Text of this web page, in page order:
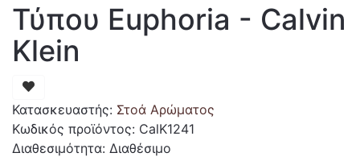
Τύπου Euphoria - Calvin
Klein
Κατασκευαστής: Στοά Αρώματος
Κωδικός προϊόντος: CalK1241
Διαθεσιμότητα: Διαθέσιμο